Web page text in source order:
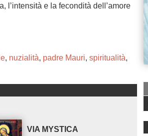
l’intensità e la fecondità dell’amore
, nuzialità, padre Mauri, spiritualità,
VIA MYSTICA